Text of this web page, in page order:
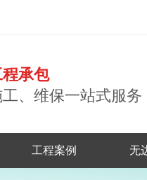
承包
、维保一站式服务
工程案例 无